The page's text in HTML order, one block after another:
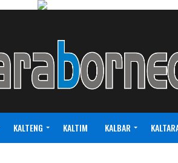
KALTENG KALTIM KALBAR